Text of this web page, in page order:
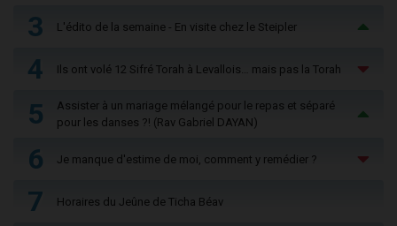
3 L'édito de la semaine - En visite chez le Steipler
4 Ils ont volé 12 Sifré Torah à Levallois… mais pas la Torah
5
Assister à un mariage mélangé pour le repas et séparé
pour les danses ?! (Rav Gabriel DAYAN)
6 Je manque d'estime de moi, comment y remédier ?
7 Horaires du Jeûne de Ticha Béav